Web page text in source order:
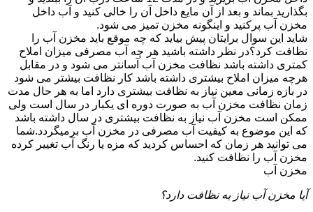
بگذارید بماند و بعد از آن مایع داخل آن را خالی کنید و آب داخل
مخزن آب پرکنید و اینگونه مخزن تمیز می شود.
شاید این سوال برایتان پیش بیاید که چه موقع باید مخزن آب را
نظافت کرد؟در نظر داشته باشید هر چه آب مصرفی میزان املاح
کمتری داشته باشد نظافت مخزن آب آسانتر می شود و در مقابل
هرچه میزان املاح بیشتری داشته باشد کار نظافت بیشتر می شود
در بازه زمانی معین نیاز به نظافت بیشتری دارد اما به هر حال مدت
زمان نظافت مخزن آب به صورت دوره ای یکبار در سال است ولی
ممکن است مخزن آب نیاز به نظافت بیشتری در سال داشته باشد
که این موضوع به کیفیت آب مصرفی در مخزن آب برمیگردد.شما
می توانید هر زمان که احساس کردید که مزه یا رنگ آب تغییر کرده
مخزن آب را نظافت کنید.
مخزن آب
آیا مخزن آب نیاز به نظافت دارد؟